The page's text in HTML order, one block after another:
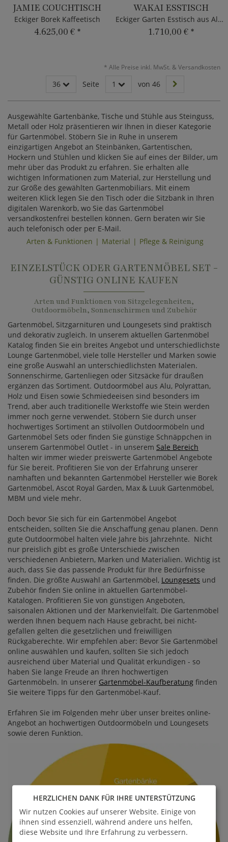
JAMIE COUCHTISCH
Eckiger Borek Kaffeetisch
4.625,00 € *
WAKAI ESSTISCH
Eckiger Garten Esstisch aus Alu & Teak
1.710,00 € *
* Alle Preise inkl. MwSt. & Versandkosten
36 Seite 1 von 46
Ausgewählte Gartenbänke, Tische und Stühle aus Steinguss,
Metall oder Holz präsentieren wir Ihnen in dieser Kategorie
für Gartenmöbel. Stöbern Sie in Ruhe in unserem
einzigartigen Angebot an Steinbänken, Gartentischen,
Hockern und Stühlen und klicken Sie auf eines der Bilder, um
mehr über das Produkt zu erfahren. Sie erhalten alle
wichtigen Informationen zum Material, zur Herstellung und
zur Größe des gewählten Gartenmobiliars. Mit einem
weiteren Klick legen Sie den Tisch oder die Sitzbank in Ihren
digitalen Warenkorb, wo Sie das Gartenmöbel
versandkostenfrei bestellen können. Gern beraten wir Sie
auch telefonisch oder per E-Mail.
Arten & Funktionen
Material Pflege & Reinigung
EINZELSTÜCK ODER GARTENMÖBEL SET -
GÜNSTIG ONLINE KAUFEN
Arten und Funktionen von Sitzgelegenheiten,
Outdoormöbeln, Sonnenschirmen und Zubehör
Gartenmöbel, Sitzgarnituren und Loungesets sind praktisch
und dekorativ zugleich. In unserem aktuellen Gartenmöbel
Katalog finden Sie ein breites Angebot und unterschiedlichste
Lounge Gartenmöbel, viele tolle Hersteller und Marken sowie
eine große Auswahl an unterschiedlichsten Materialen.
Sonnenschirme, Gartenliegen oder Sitzsäcke für draußen
ergänzen das Sortiment. Outdoormöbel aus Alu, Polyrattan,
Holz und Eisen sowie Schmiedeeisen sind besonders im
Trend, aber auch traditionelle Werkstoffe wie Stein werden
immer noch gerne verwendet. Stöbern Sie durch unser
hochwertiges Sortiment an stilvollen Outdoormöbeln und
Gartenmöbel Sets oder finden Sie günstige Schnäppchen in
unserem Gartenmöbel Outlet - in unserem Sale Bereich
halten wir immer wieder preiswerte Gartenmöbel Angebote
für Sie bereit. Profitieren Sie von der Erfahrung unserer
namhaften und bekannten Gartenmöbel Hersteller wie Borek
Gartenmöbel, Ascot Royal Garden, Max & Luuk Gartenmöbel,
MBM und viele mehr.
Doch bevor Sie sich für ein Gartenmöbel Angebot
entscheiden, sollten Sie die Anschaffung genau planen. Denn
gute Outdoormöbel halten viele Jahre bis Jahrzehnte. Nicht
nur preislich gibt es große Unterschiede zwischen
verschiedenen Anbietern, Marken und Materialien. Wichtig ist
auch, dass Sie das passende Produkt für Ihre Bedürfnisse
finden. Die größte Auswahl an Gartenmöbel, Loungesets und
Zubehör finden Sie online in aktuellen Gartenmöbel-
Katalogen. Profitieren Sie von günstigen Angeboten,
saisonalen Aktionen und der Markenvielfalt. Die Gartenmöbel
werden Ihnen bequem nach Hause gebracht, bei nicht-
gefallen gelten die gesetzlichen und freiwilligen
Rückgaberechte. Wir empfehlen aber: Bevor Sie Gartenmöbel
online auswählen und kaufen, sollten Sie sich jedoch
ausreichend über Material und Qualität erkundigen - so
haben Sie lange Freude an Ihren hochwertigen
Gartenmöbeln. In unserer Gartenmöbel-Kaufberatung finden
Sie weitere Tipps für den Gartenmöbel-Kauf.
Erfahren Sie im Folgenden mehr über unser breites online-
Angebot an hochwertigen Outdoormöbeln und Loungesets
sowie deren Funktion.
HERZLICHEN DANK FÜR IHRE UNTERSTÜTZUNG
Wir nutzen Cookies auf unserer Website. Einige von
ihnen sind essenziell, während andere uns helfen,
diese Website und Ihre Erfahrung zu verbessern.